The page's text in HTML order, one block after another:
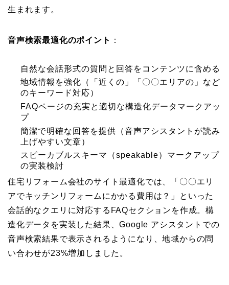
生まれます。
音声検索最適化のポイント ：
自然な会話形式の質問と回答をコンテンツに含める
地域情報を強化（「近くの」「〇〇エリアの」など
のキーワード対応）
FAQページの充実と適切な構造化データマークアッ
プ
簡潔で明確な回答を提供（音声アシスタントが読み
上げやすい文章）
スピーカブルスキーマ（speakable）マークアップ
の実装検討
住宅リフォーム会社のサイト最適化では、「〇〇エリ
アでキッチンリフォームにかかる費用は？」といった
会話的なクエリに対応するFAQセクションを作成。構
造化データを実装した結果、Google アシスタントでの
音声検索結果で表示されるようになり、地域からの問
い合わせが23%増加しました。